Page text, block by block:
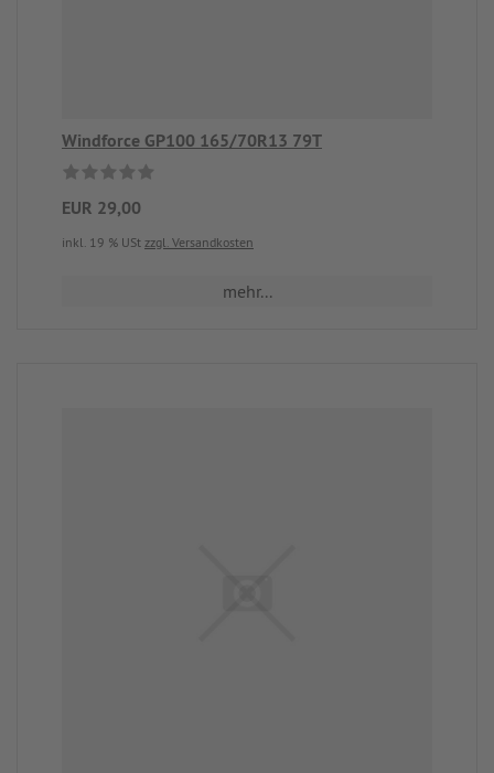
Windforce GP100 165/70R13 79T
EUR 29,00
inkl. 19 % USt zzgl. Versandkosten
mehr...